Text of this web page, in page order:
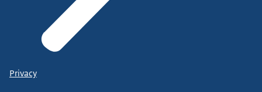
Privacy